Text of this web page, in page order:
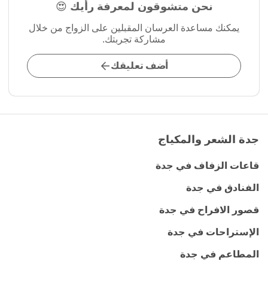
نحن متشوقون لمعرفة رأيك 😍
يمكنك مساعدة العرسان المقبلين على الزواج من خلال
مشاركة تجربتك.
أضف تعليقك
جدة الشعر والمكياج
قاعات الزفاف في جدة
الفنادق في جدة
قصور الافراح في جدة
الإستراحات في جدة
المطاعم في جدة